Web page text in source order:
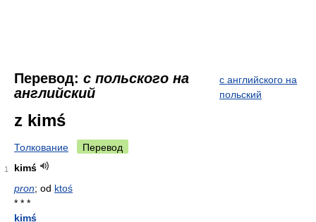
Перевод: с польского на
английский
с английского на
польский
z kimś
Толкование Перевод
1
kimś
pron; od ktoś
* * *
kimś